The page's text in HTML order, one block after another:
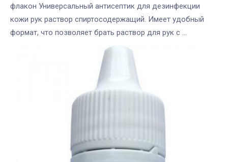
флакон Универсальный антисептик для дезинфекции
кожи рук раствор спиртосодержащий. Имеет удобный
формат, что позволяет брать раствор для рук с ...